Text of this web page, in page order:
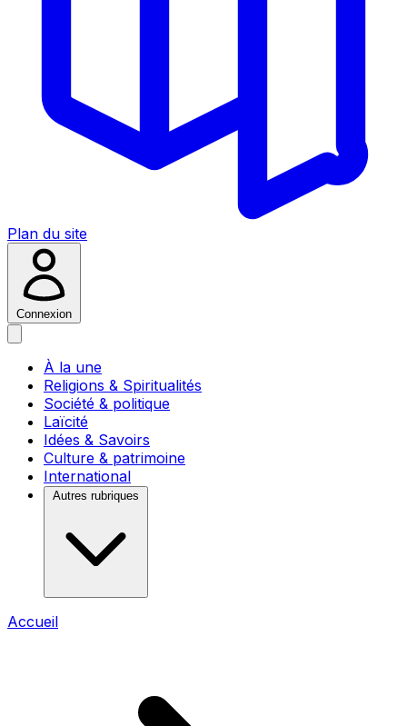
Plan du site
Connexion
À la une
Religions & Spiritualités
Société & politique
Laïcité
Idées & Savoirs
Culture & patrimoine
International
Autres rubriques
Accueil